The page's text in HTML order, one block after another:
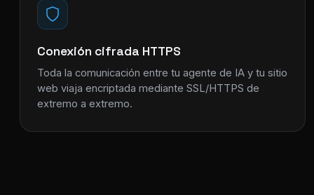
Conexión cifrada HTTPS
Toda la comunicación entre tu agente de IA y tu sitio
web viaja encriptada mediante SSL/HTTPS de
extremo a extremo.